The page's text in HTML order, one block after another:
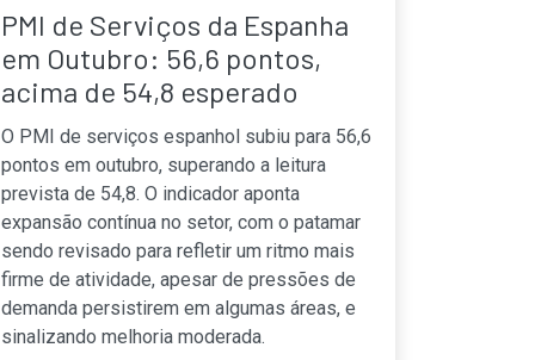
PMI de Serviços da Espanha
em Outubro: 56,6 pontos,
acima de 54,8 esperado
O PMI de serviços espanhol subiu para 56,6
pontos em outubro, superando a leitura
prevista de 54,8. O indicador aponta
expansão contínua no setor, com o patamar
sendo revisado para refletir um ritmo mais
firme de atividade, apesar de pressões de
demanda persistirem em algumas áreas, e
sinalizando melhoria moderada.